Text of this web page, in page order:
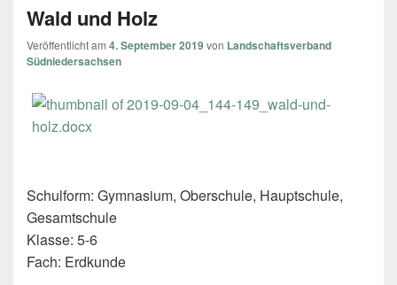
Wald und Holz
Veröffentlicht am 4. September 2019von Landschaftsverband
Südniedersachsen
Schulform: Gymnasium, Oberschule, Hauptschule,
Gesamtschule
Klasse: 5-6
Fach: Erdkunde